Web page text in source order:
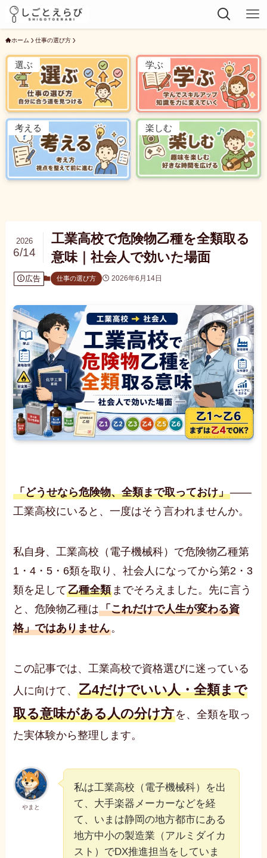
ホーム 仕事の選び方
選ぶ 学ぶ
考える 楽しむ
工業高校で危険物乙種を全類取る
意味｜社会人で効いた場面
2026
6/14
広告 仕事の選び方 2026年6月14日
「どうせなら危険物、全類まで取っておけ」――
工業高校にいると、一度はそう言われませんか。
私自身、工業高校（電子機械科）で危険物乙種第
1・4・5・6類を取り、社会人になってから第2・3
類を足して乙種全類 までそろえました。先に言う
と、危険物乙種は「これだけで人生が変わる資
格」ではありません。
この記事では、工業高校で資格選びに迷っている
人に向けて、乙4だけでいい人・全類まで
取る意味がある人の分け方を、全類を取っ
た実体験から整理します。
やまと
私は工業高校（電子機械科）を出
て、大手楽器メーカーなどを経
て、いまは静岡の地方都市にある
地方中小の製造業（アルミダイカ
スト）でDX推進担当をしていま